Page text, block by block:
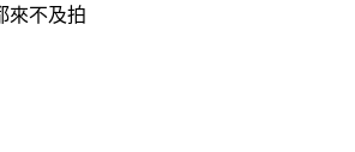
來不及拍